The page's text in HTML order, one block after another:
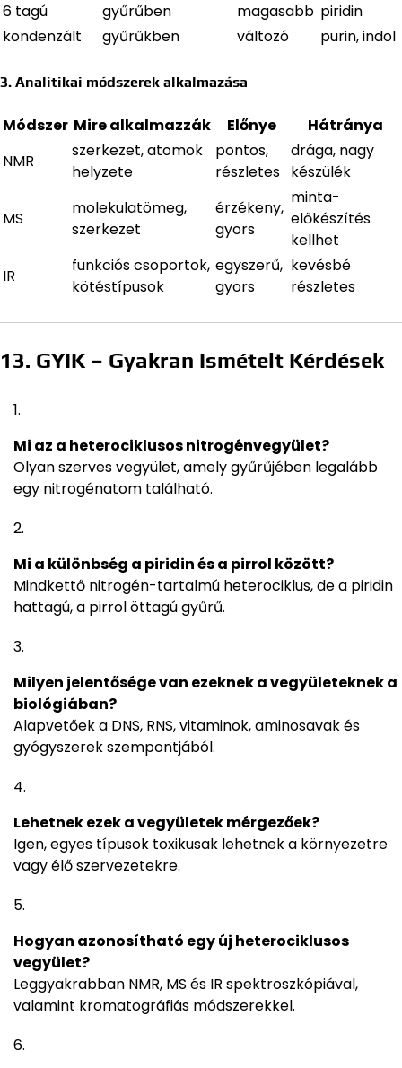
6 tagú
gyűrűben magasabb piridin
kondenzált
gyűrűkben változó purin, indol
3. Analitikai módszerek alkalmazása
Módszer Mire alkalmazzák Előnye
Hátránya
NMR
szerkezet, atomok
helyzete
pontos,
részletes
drága, nagy
készülék
MS
molekulatömeg,
szerkezet
érzékeny,
gyors
minta-
előkészítés
kellhet
IR
funkciós csoportok,
kötéstípusok
egyszerű,
gyors
kevésbé
részletes
13. GYIK – Gyakran Ismételt Kérdések
Mi az a heterociklusos nitrogénvegyület?
Olyan szerves vegyület, amely gyűrűjében legalább
egy nitrogénatom található.
Mi a különbség a piridin és a pirrol között?
Mindkettő nitrogén-tartalmú heterociklus, de a piridin
hattagú, a pirrol öttagú gyűrű.
Milyen jelentősége van ezeknek a vegyületeknek a
biológiában?
Alapvetőek a DNS, RNS, vitaminok, aminosavak és
gyógyszerek szempontjából.
Lehetnek ezek a vegyületek mérgezőek?
Igen, egyes típusok toxikusak lehetnek a környezetre
vagy élő szervezetekre.
Hogyan azonosítható egy új heterociklusos
vegyület?
Leggyakrabban NMR, MS és IR spektroszkópiával,
valamint kromatográfiás módszerekkel.